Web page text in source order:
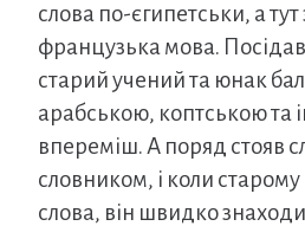
слова по-єгипетськи, а
французька мова.
старий учений та юнак
арабською, коптською
впереміш. А поряд стояв
словником, і коли
слова, він швидко